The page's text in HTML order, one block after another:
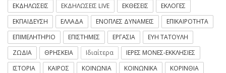
ΕΚΔΗΛΩΣΕΙΣ
ΕΚΔΗΛΩΣΕΙΣ LIVE ΕΚΘΕΣΕΙΣ
ΕΚΛΟΓΕΣ
ΕΚΠΑΙΔΕΥΣΗ
ΕΛΛΑΔΑ ΕΝΟΠΛΕΣ ΔΥΝΑΜΕΙΣ
ΕΠΙΚΑΙΡΟΤΗΤΑ
ΕΠΙΜΕΛΗΤΗΡΙΟ
ΕΠΙΣΤΗΜΕΣ ΕΡΓΑΣΙΑ
ΕΥΗ ΤΑΤΟΥΛΗ
ΖΩΔΙΑ
ΘΡΗΣΚΕΙΑ Ιδιαίτερα
ΙΕΡΕΣ ΜΟΝΕΣ-ΕΚΚΛΗΣΙΕΣ
ΙΣΤΟΡΙΑ
ΚΑΙΡΟΣ ΚΟΙΝΩΝΙΑ ΚΟΙΝΩΝΙΚΑ
ΚΟΡΙΝΘΙΑ